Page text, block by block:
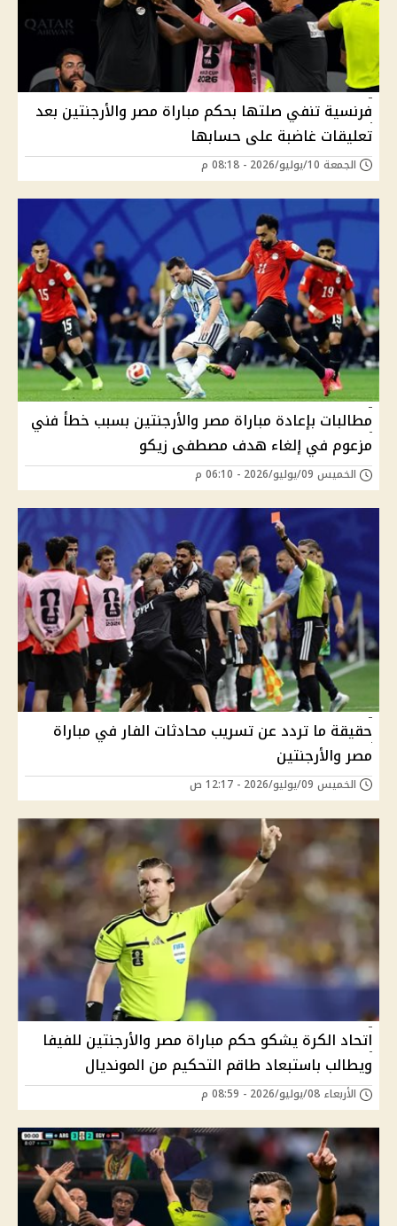
فرنسية تنفي صلتها بحكم مباراة مصر والأرجنتين بعد
تعليقات غاضبة على حسابها
الجمعة 10/يوليو/2026 - 08:18 م
مطالبات بإعادة مباراة مصر والأرجنتين بسبب خطأ فني
مزعوم في إلغاء هدف مصطفى زيكو
الخميس 09/يوليو/2026 - 06:10 م
حقيقة ما تردد عن تسريب محادثات الفار في مباراة
مصر والأرجنتين
الخميس 09/يوليو/2026 - 12:17 ص
اتحاد الكرة يشكو حكم مباراة مصر والأرجنتين للفيفا
ويطالب باستبعاد طاقم التحكيم من المونديال
الأربعاء 08/يوليو/2026 - 08:59 م